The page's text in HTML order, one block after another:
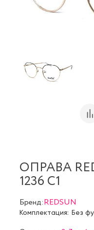
ОПРАВА
1236 C1
Бренд:REDSUN
Комплектация: Без